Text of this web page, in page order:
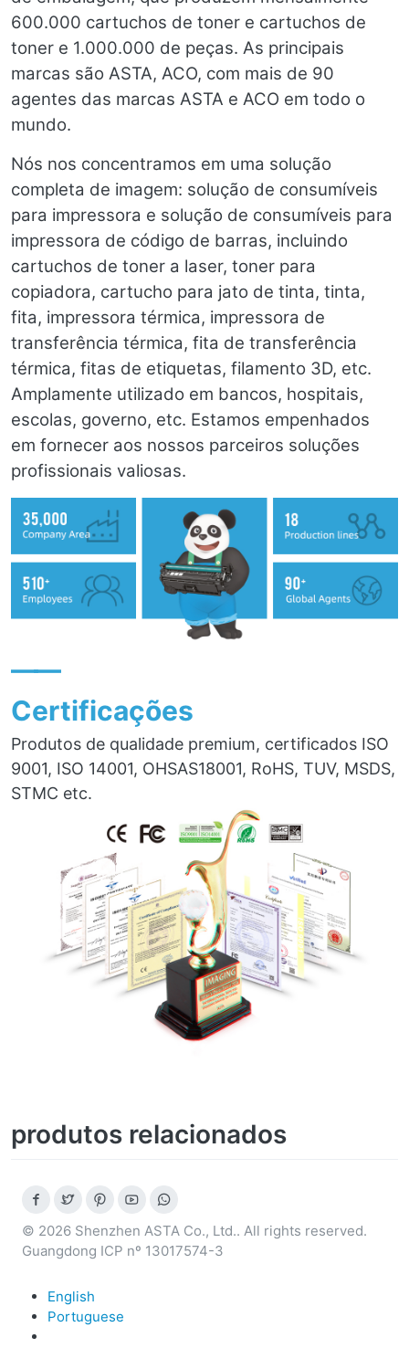
600.000 cartuchos de toner e cartuchos de
toner e 1.000.000 de peças. As principais
marcas são ASTA, ACO, com mais de 90
agentes das marcas ASTA e ACO em todo o
mundo.
Nós nos concentramos em uma solução
completa de imagem: solução de consumíveis
para impressora e solução de consumíveis para
impressora de código de barras, incluindo
cartuchos de toner a laser, toner para
copiadora, cartucho para jato de tinta, tinta,
fita, impressora térmica, impressora de
transferência térmica, fita de transferência
térmica, fitas de etiquetas, filamento 3D, etc.
Amplamente utilizado em bancos, hospitais,
escolas, governo, etc. Estamos empenhados
em fornecer aos nossos parceiros soluções
profissionais valiosas.
——
Certificações
Produtos de qualidade premium, certificados ISO
9001, ISO 14001, OHSAS18001, RoHS, TUV, MSDS,
STMC etc.
produtos relacionados
© 2026 Shenzhen ASTA Co., Ltd.. All rights reserved.
Guangdong ICP nº 13017574-3
English
Portuguese